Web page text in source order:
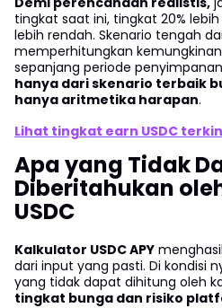
tingkat saat ini, tingkat 20%
lebih rendah. Skenario tengah
memperhitungkan
sepanjang periode
hanya dari skenario terbaik
hanya aritmetika harapan.
Lihat tingkat earn USDC
Apa yang Tidak
Diberitahukan
USDC
Kalkulator USDC APY
dari input yang pasti. Di kondisi
yang tidak dapat dihitung oleh
tingkat bunga dan risiko